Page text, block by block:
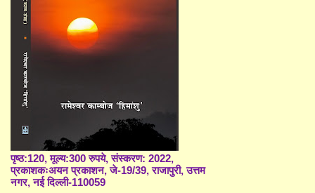
पृष्ठ:120, मूल्य:300 रुपये, संस्करण: 2022,
प्रकाशकःअयन प्रकाशन, जे-19/39, राजापुरी, उत्तम
नगर, नई दिल्ली-110059